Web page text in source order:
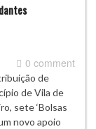
0 comment
de
de Vila de
sete ‘Bolsas
novo apoio